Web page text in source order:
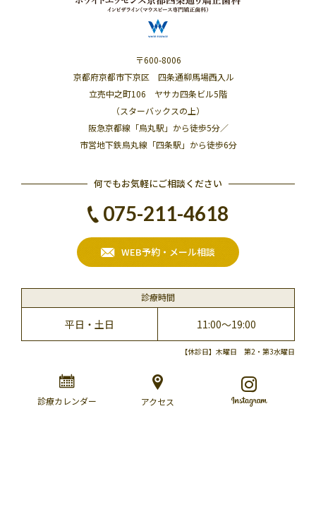
〒600-8006
京都府京都市下京区 四条通柳馬場西入ル
立売中之町106 ヤサカ四条ビル5階
（スターバックスの上）
阪急京都線「烏丸駅」から徒歩5分／
市営地下鉄烏丸線「四条駅」から徒歩6分
何でもお気軽にご相談ください
075-211-4618
WEB予約・メール相談
診療時間
平日・土日 11:00～19:00
【休診日】木曜日 第2・第3水曜日
診療カレンダー アクセス